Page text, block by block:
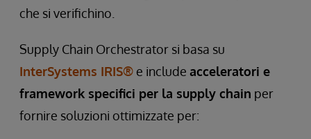
che si verifichino.
Supply Chain Orchestrator si basa su
InterSystems IRIS® e include acceleratori e
framework specifici per la supply chain per
fornire soluzioni ottimizzate per: